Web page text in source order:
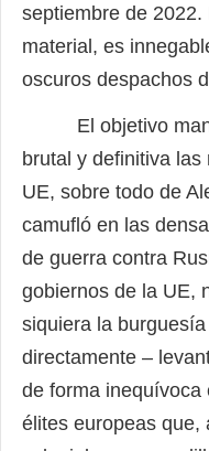
septiembre de
material, es
oscuros despachos
El objetivo
brutal y definitiva
UE, sobre todo de
camufló en las
de guerra contra
gobiernos de la UE,
siquiera la
directamente –
de forma inequívoca
élites europeas que,